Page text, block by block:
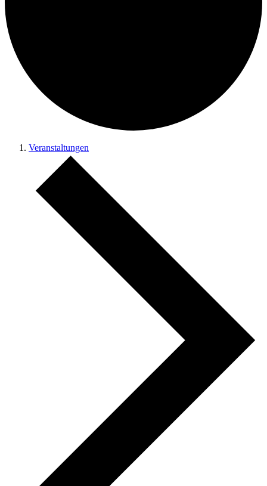
Veranstaltungen